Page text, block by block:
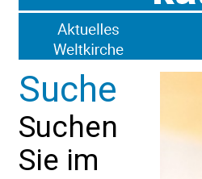
Suche
Suchen
Sie im